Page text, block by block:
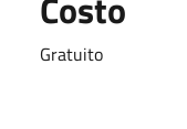
Gratuito